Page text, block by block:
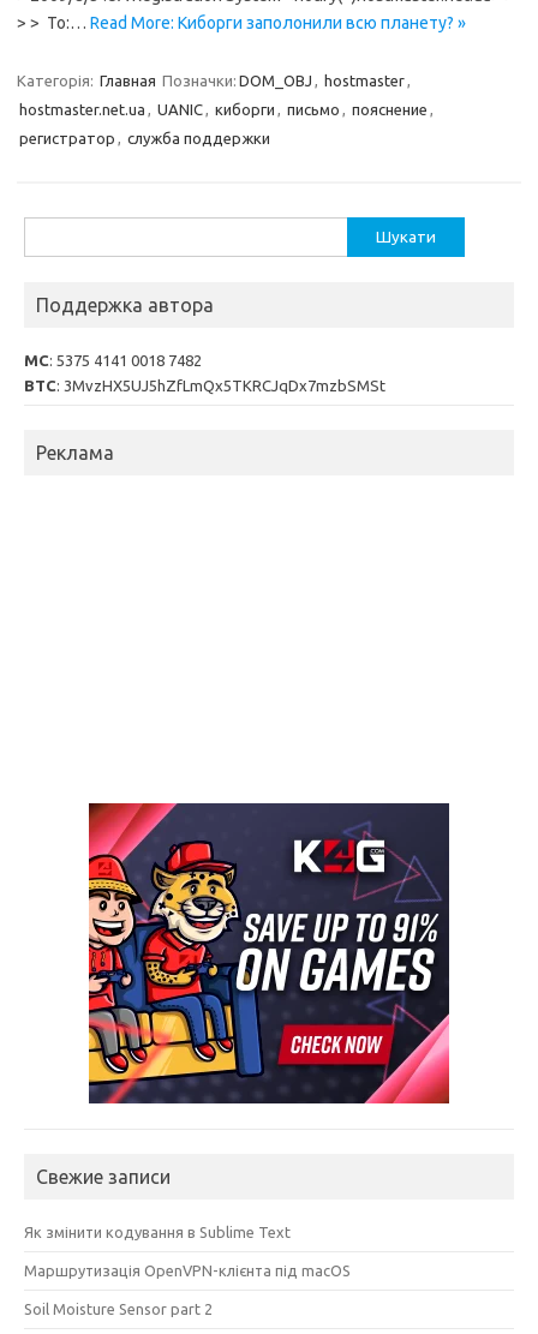
> > To:… Read More: Киборги заполонили всю планету? »
Категорія: Главная Позначки: DOM_OBJ , hostmaster,
hostmaster.net.ua , UANIC, киборги , письмо , пояснение ,
регистратор , служба поддержки
Поддержка автора
MC: 5375 4141 0018 7482
BTC: 3MvzHX5UJ5hZfLmQx5TKRCJqDx7mzbSMSt
Реклама
Свежие записи
Як змінити кодування в Sublime Text
Маршрутизація OpenVPN-клієнта під macOS
Soil Moisture Sensor part 2